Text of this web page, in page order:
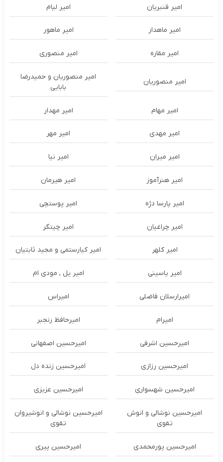
امیر قنبریان امیر لیام
امیر ماهدار امیر ماهور
امیر مقاره امیر منصوری
امیر منصوریان
امیر منصوریان و حمیدرضا
بابایی
امیر مهام امیر مهدار
امیر مهدی امیر مهر
امیر میران امیر نیا
امیر هنرآموز امیر هیرمان
امیر پارسا دژه امیر پوستچی
امیر چراغیان امیر چیتگر
امیر کلهر امیر کیارستمی و مجید ثابتیان
امیر یاسینی امیر یل , مودی ام
امیرارسلان فاضلی امیراس
امیرام امیرحافظ رنجبر
امیرحسین اشرفی امیرحسین اصفهانی
امیرحسین رزازی امیرحسین زنده دل
امیرحسین شهسواری امیرحسین عزیزی
امیرحسین نوشالی و انوش
تقوی
امیرحسین نوشالی و انوشیروان
تقوی
امیرحسین پورمحمدی امیرحسین پیری